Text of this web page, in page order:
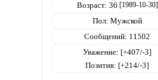
Возраст: 36 [1989-10-30]
Пол: Мужской
Сообщений: 11502
Уважение: [+407/-3]
Позитив: [+214/-3]